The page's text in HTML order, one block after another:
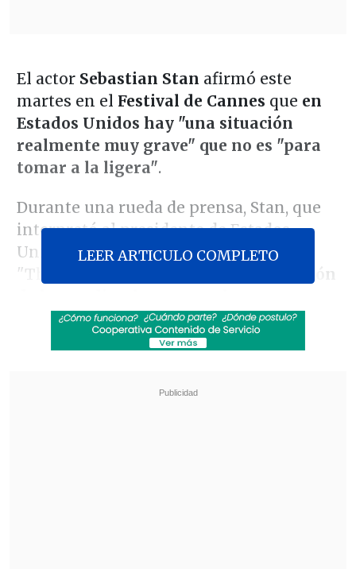
El actor Sebastian Stan afirmó este
martes en el Festival de Cannes que en
Estados Unidos hay "una situación
realmente muy grave" que no es "para
tomar a la ligera".
Durante una rueda de prensa, Stan, que
interpretó al presidente de Estados
Unidos, Donald Trump, en la película
"The Apprentice", citó
"la concentración
las supuestas demandas que parecen no
tener fin pero que en realidad no llegan
LEER ARTICULO COMPLETO